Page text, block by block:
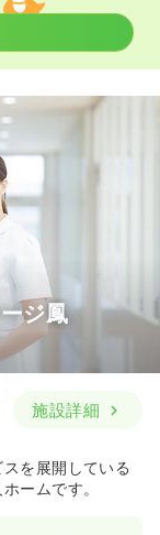
ジ鳳
施設詳細
を展開している
ームです。